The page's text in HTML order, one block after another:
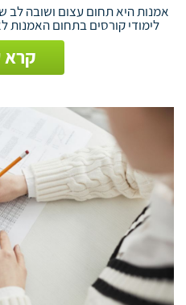
אמנות היא תחום עצום ושובה לב
לימודי קורסים בתחום
קרא